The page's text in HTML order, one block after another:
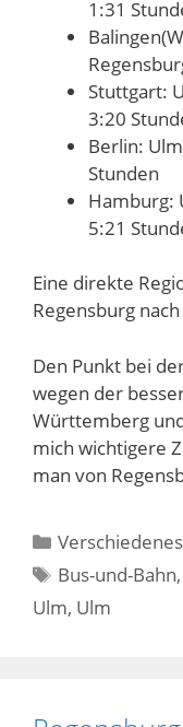
1:31
Stuttgart:
3:20
Berlin:
Stunden
Hamburg:
5:21
Eine direkte
Regensburg
Den Punkt bei
wegen der
Württemberg
mich wichtigere
man von
Kategorien
Verschiedenes
Schlagwörter
Bus-und-Bahn,
Ulm, Ulm